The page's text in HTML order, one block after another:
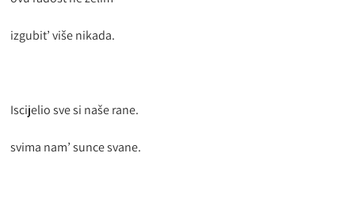
izgubit’ više nikada.
Iscijelio sve si naše rane.
svima nam’ sunce svane.